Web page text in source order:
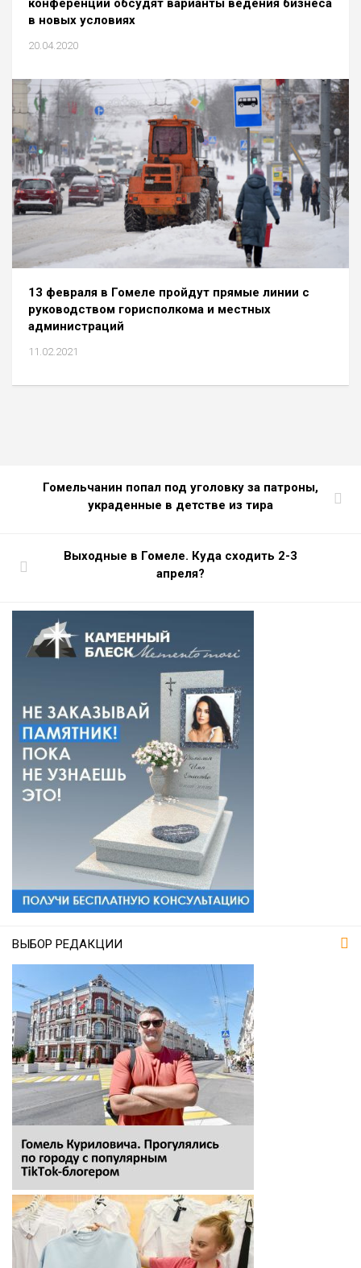
конференции обсудят варианты ведения бизнеса
в новых условиях
20.04.2020
13 февраля в Гомеле пройдут прямые линии с
руководством горисполкома и местных
администраций
11.02.2021
Гомельчанин попал под уголовку за патроны,
украденные в детстве из тира
Выходные в Гомеле. Куда сходить 2-3
апреля?
ВЫБОР РЕДАКЦИИ